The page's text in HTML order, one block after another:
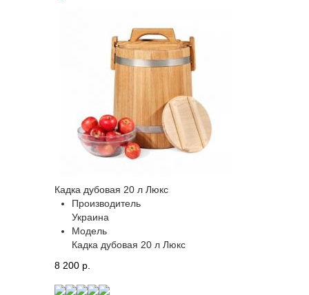
Кадка дубовая 20 л Люкс
Производитель
Украина
Модель
Кадка дубовая 20 л Люкс
8 200 p.